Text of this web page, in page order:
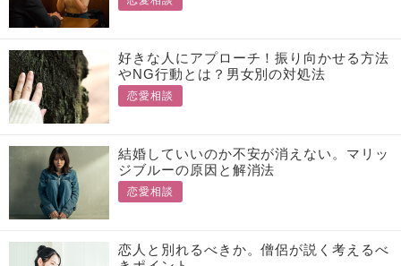
好きな人にアプローチ！振り向かせる方法
やNG行動とは？男女別の対処法
恋愛相談
結婚していいのか不安が消えない。マリッ
ジブルーの原因と解消法
恋愛相談
恋人と別れるべきか。僧侶が説く考えるべ